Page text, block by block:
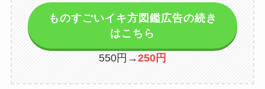
ものすごいイキ方図鑑広告の続き
はこちら
550円→250円